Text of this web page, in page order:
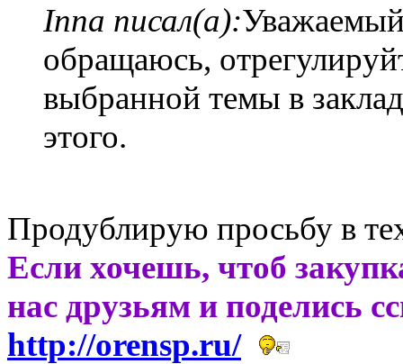
Inna писал(а):
обращаюсь,
выбранной темы в
этого.
Продублирую просьбу в
Если хочешь, чтоб
нас друзьям и поделись
http://orensp.ru/